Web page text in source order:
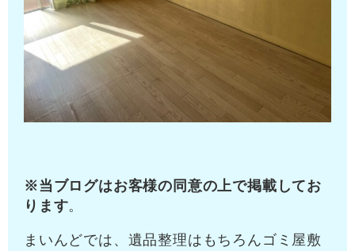
※当ブログはお客様の同意の上で掲載してお
ります。
まいんどでは、遺品整理はもちろんゴミ屋敷